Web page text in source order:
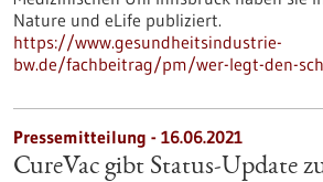
Nature und eLife publiziert.
https://www.gesundheitsindustrie-
bw.de/fachbeitrag/pm/wer-legt-den-
Pressemitteilung - 16.06.2021
CureVac gibt Status-Update